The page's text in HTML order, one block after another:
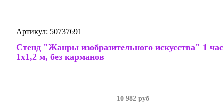
Артикул: 50737691
Стенд "Жанры изобразительного искусства" 1
1х1,2 м, без карманов
10 982 руб